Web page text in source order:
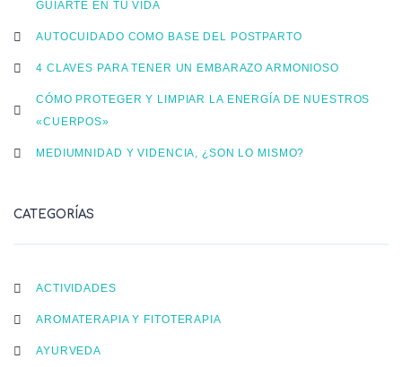
GUIARTE EN TU VIDA
AUTOCUIDADO COMO BASE DEL POSTPARTO
4 CLAVES PARA TENER UN EMBARAZO ARMONIOSO
CÓMO PROTEGER Y LIMPIAR LA ENERGÍA DE NUESTROS
«CUERPOS»
MEDIUMNIDAD Y VIDENCIA, ¿SON LO MISMO?
CATEGORÍAS
ACTIVIDADES
AROMATERAPIA Y FITOTERAPIA
AYURVEDA